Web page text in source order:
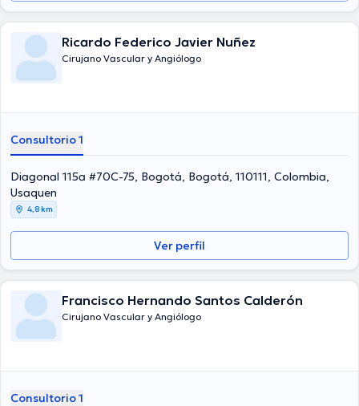
Ricardo Federico Javier Nuñez
Cirujano Vascular y Angiólogo
Consultorio 1
Diagonal 115a #70C-75, Bogotá, Bogotá, 110111, Colombia,
Usaquen
4,8 km
Ver perfil
Francisco Hernando Santos Calderón
Cirujano Vascular y Angiólogo
Consultorio 1